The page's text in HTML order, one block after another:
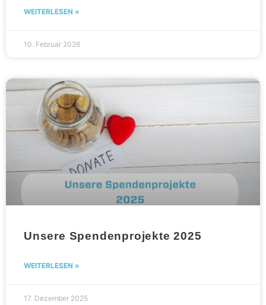
WEITERLESEN »
10. Februar 2026
Unsere Spendenprojekte 2025
WEITERLESEN »
17. Dezember 2025